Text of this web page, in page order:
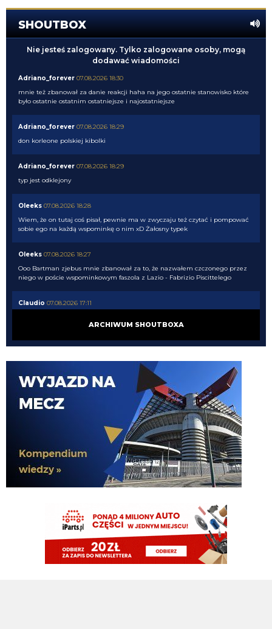
SHOUTBOX
Nie jesteś zalogowany. Tylko zalogowane osoby, mogą
dodawać wiadomości
Adriano_forever 07.08.2026 18:30
mnie też zbanował za danie reakcji haha na jego ostatnie stanowisko które
było ostatnie ostatnim ostatniejsze i najostatniejsze
Adriano_forever 07.08.2026 18:29
don korleone polskiej kibolki
Adriano_forever 07.08.2026 18:29
typ jest odklejony
Oleeks 07.08.2026 18:28
Wiem, że on tutaj coś pisał, pewnie ma w zwyczaju też czytać i pompować
sobie ego na każdą wspominkę o nim xD Żałosny typek
Oleeks 07.08.2026 18:27
Ooo Bartman zjebus mnie zbanował za to, że nazwałem czczonego przez
niego w poście wspominkowym faszola z Lazio - Fabrizio Piscittelego
Claudio 07.08.2026 17:11
Lucumi ustalił z Juventusem 5-letni kontrakt wart 2,5 mln € rocznie.
Nottingham oferuje mu 3,5 mln, ale Kolumbijczyk preferuje Juventus.
Bologna póki co odrzuciła ofertę w wysokości 17 mln €. Juve chce się
dogadać na kwotę poniżej 25 mln. [Schira]
FENDI_SOSA 07.08.2026 16:14
https://open.spotify.com/track/1XpmMe95dk9jh3zuOMpeU2?
ty smigales niegdys na napadzie he
07.08.2026 16:12
ARCHIWUM SHOUTBOXA